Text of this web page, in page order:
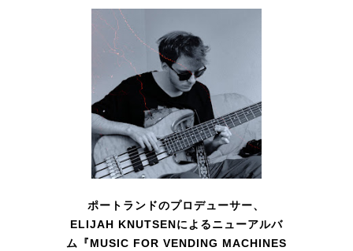
ポートランドのプロデューサー、
ELIJAH KNUTSENによるニューアルバ
ム『MUSIC FOR VENDING MACHINES